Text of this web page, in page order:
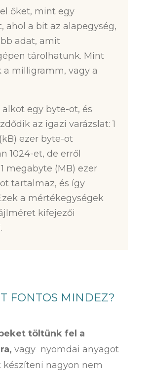
őket, mint egy
ahol a bit az alapegység,
adat, amit
tárolhatunk. Mint
a milligramm, vagy a
egy byte-ot, és
az igazi varázslat: 1
ezer byte-ot
1024-et, de erről
megabyte (MB) ezer
tartalmaz, és így
a mértékegységek
kifejezői
FONTOS MINDEZ?
töltünk fel a
vagy nyomdai anyagot
készíteni nagyon nem